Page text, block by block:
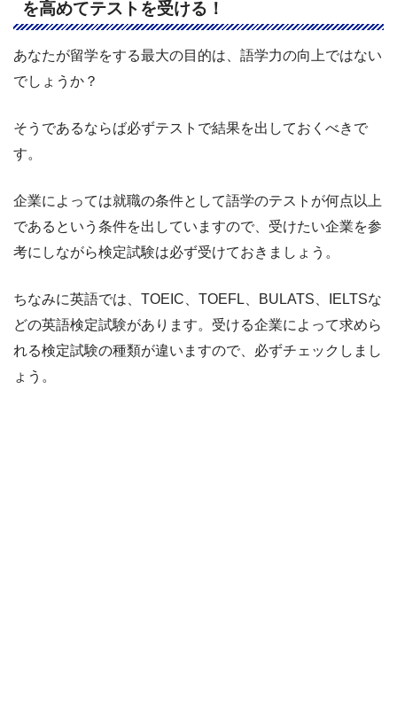
を高めてテストを受ける！
あなたが留学をする最大の目的は、語学力の向上ではない
でしょうか？
そうであるならば必ずテストで結果を出しておくべきで
す。
企業によっては就職の条件として語学のテストが何点以上
であるという条件を出していますので、受けたい企業を参
考にしながら検定試験は必ず受けておきましょう。
ちなみに英語では、TOEIC、TOEFL、BULATS、IELTSな
どの英語検定試験があります。受ける企業によって求めら
れる検定試験の種類が違いますので、必ずチェックしまし
ょう。